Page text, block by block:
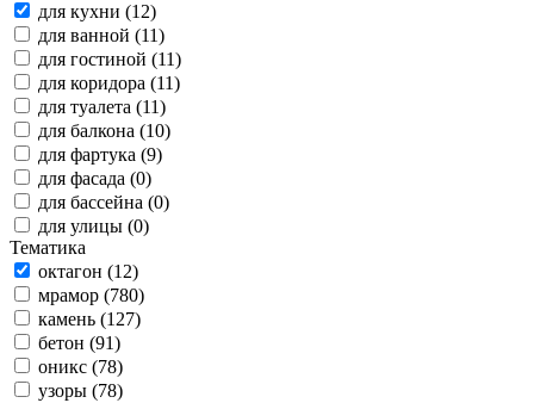
для кухни (12)
для ванной (11)
для гостиной (11)
для коридора (11)
для туалета (11)
для балкона (10)
для фартука (9)
для фасада (0)
для бассейна (0)
для улицы (0)
Тематика
октагон (12)
мрамор (780)
камень (127)
бетон (91)
оникс (78)
узоры (78)